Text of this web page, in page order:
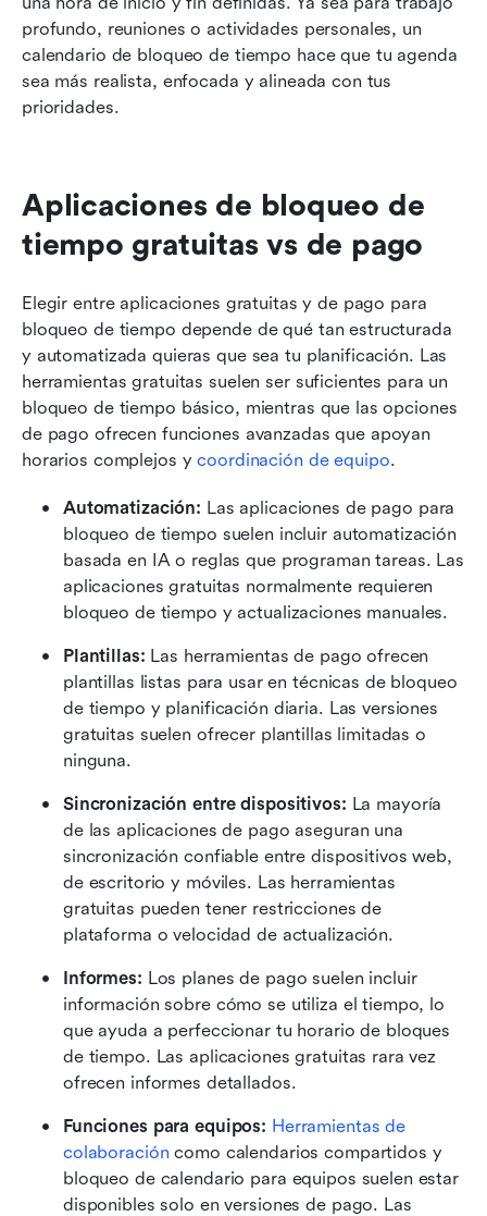
profundo, reuniones o actividades personales, un
calendario de bloqueo de tiempo hace que tu agenda
sea más realista, enfocada y alineada con tus
prioridades.
Aplicaciones de bloqueo de
tiempo gratuitas vs de pago
Elegir entre aplicaciones gratuitas y de pago para
bloqueo de tiempo depende de qué tan estructurada
y automatizada quieras que sea tu planificación. Las
herramientas gratuitas suelen ser suficientes para un
bloqueo de tiempo básico, mientras que las opciones
de pago ofrecen funciones avanzadas que apoyan
horarios complejos y coordinación de equipo.
Automatización: Las aplicaciones de pago para
bloqueo de tiempo suelen incluir automatización
basada en IA o reglas que programan tareas. Las
aplicaciones gratuitas normalmente requieren
bloqueo de tiempo y actualizaciones manuales.
Plantillas: Las herramientas de pago ofrecen
plantillas listas para usar en técnicas de bloqueo
de tiempo y planificación diaria. Las versiones
gratuitas suelen ofrecer plantillas limitadas o
ninguna.
Sincronización entre dispositivos: La mayoría
de las aplicaciones de pago aseguran una
sincronización confiable entre dispositivos web,
de escritorio y móviles. Las herramientas
gratuitas pueden tener restricciones de
plataforma o velocidad de actualización.
Informes: Los planes de pago suelen incluir
información sobre cómo se utiliza el tiempo, lo
que ayuda a perfeccionar tu horario de bloques
de tiempo. Las aplicaciones gratuitas rara vez
ofrecen informes detallados.
Funciones para equipos: Herramientas de
colaboración como calendarios compartidos y
bloqueo de calendario para equipos suelen estar
disponibles solo en versiones de pago. Las